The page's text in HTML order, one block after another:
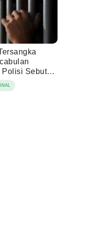
Polisi Sebut
Keluarga